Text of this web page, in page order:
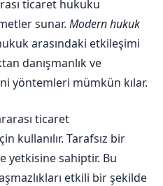
ticaret hukuku
sunar. Modern hukuk
arasındaki etkileşimi
danışmanlık ve
yöntemleri mümkün kılar.
ticaret
kullanılır. Tarafsız bir
yetkisine sahiptir. Bu
etkili bir şekilde